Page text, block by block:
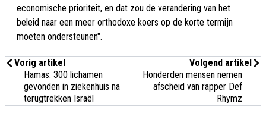
economische prioriteit, en dat zou de verandering van het
beleid naar een meer orthodoxe koers op de korte termijn
moeten ondersteunen".
Vorig artikel
Hamas: 300 lichamen
gevonden in ziekenhuis na
terugtrekken Israël
Volgend artikel
Honderden mensen nemen
afscheid van rapper Def
Rhymz